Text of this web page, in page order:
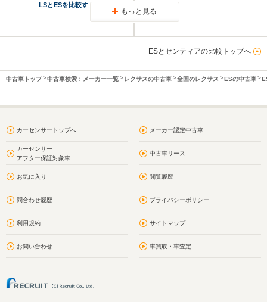
LSとESを比較する
もっと見る
ESとセンティアの比較トップへ
中古車トップ 中古車検索：メーカー一覧 レクサスの中古車 全国のレクサス ESの中古車
カーセンサートップへ メーカー認定中古車
カーセンサー
アフター保証対象車
中古車リース
お気に入り 閲覧履歴
問合わせ履歴 プライバシーポリシー
利用規約 サイトマップ
お問い合わせ 車買取・車査定